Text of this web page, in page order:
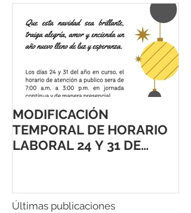
MODIFICACIÓN
TEMPORAL DE HORARIO
LABORAL 24 Y 31 DE
Últimas publicaciones